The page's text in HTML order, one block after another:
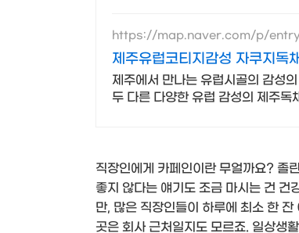
https://map.naver.com/p/
제주유럽코티지감성 자쿠지독
제주에서 만나는 유럽시골의 감성
두 다른 다양한 유럽 감성의 제주독
직장인에게 카페인이란 무얼까요? 졸
좋지 않다는 얘기도 조금 마시는 건 건
만, 많은 직장인들이 하루에 최소 한
곳은 회사 근처일지도 모르죠. 일상생